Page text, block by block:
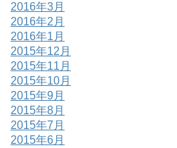
2016年3月
2016年2月
2016年1月
2015年12月
2015年11月
2015年10月
2015年9月
2015年8月
2015年7月
2015年6月